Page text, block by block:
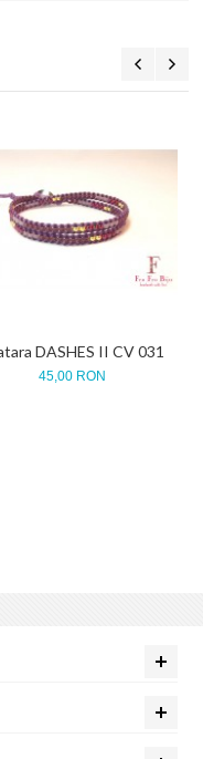
DASHES II CV 031
45,00 RON